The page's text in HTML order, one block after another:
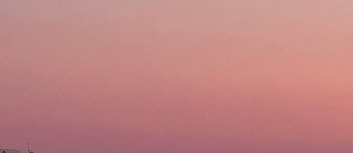
Our Association
Activities
Join us